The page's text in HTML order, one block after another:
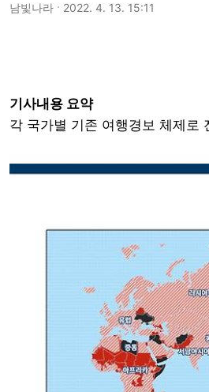
남빛나라 2022. 4. 13. 15:11
기사내용 요약
각 국가별 기존 여행경보 체제로